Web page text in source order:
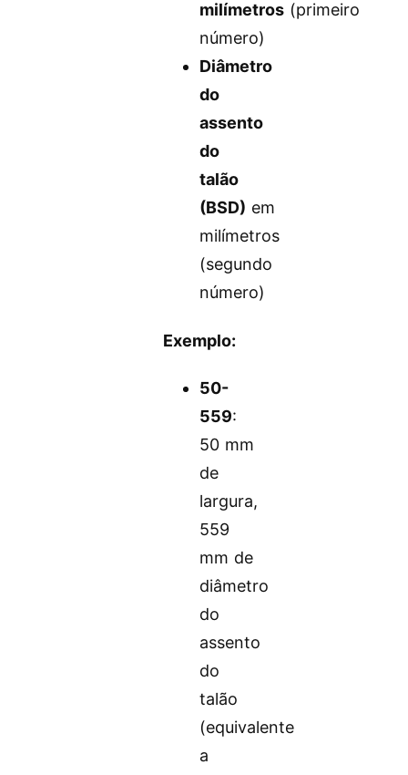
milímetros (primeiro
número)
Diâmetro
do
assento
do
talão
(BSD) em
milímetros
(segundo
número)
Exemplo:
50-
559:
50 mm
de
largura,
559
mm de
diâmetro
do
assento
do
talão
(equivalente
a